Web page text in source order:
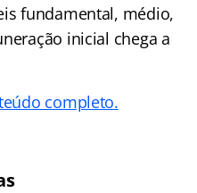
fundamental, médio,
inicial chega a
completo.